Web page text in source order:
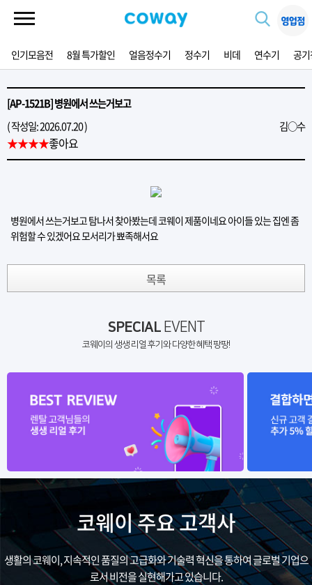
인기모음전 8월 특가할인 얼음정수기 정수기 비데 연수기 공
[AP-1521B] 병원에서 쓰는거보고
( 작성일: 2026.07.20 )
김○수
★★★★좋아요
병원에서 쓰는거보고 탐나서 찾아봤는데 코웨이 제품이네요 아이들 있는 집엔 좀
위험할 수 있겠어요 모서리가 뾰족해서요
목록
SPECIALEVENT
코웨이의 생생 리얼 후기와 다양한 혜택 팡팡!
코웨이 주요 고객사
생활의 코웨이, 지속적인 품질의 고급화와 기술력 혁신을 통하여 글로벌 기업으
로서 비전을 실현해가고 있습니다.